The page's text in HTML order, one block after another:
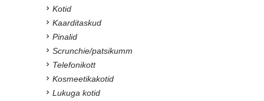
Kotid
Kaarditaskud
Pinalid
Scrunchie/patsikumm
Telefonikott
Kosmeetikakotid
Lukuga kotid